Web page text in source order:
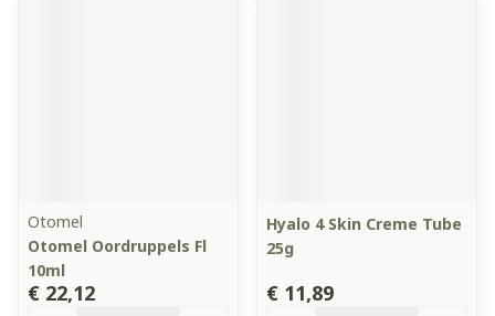
Otomel
Otomel Oordruppels Fl
10ml
€ 22,12
Hyalo 4 Skin Creme Tube
25g
€ 11,89